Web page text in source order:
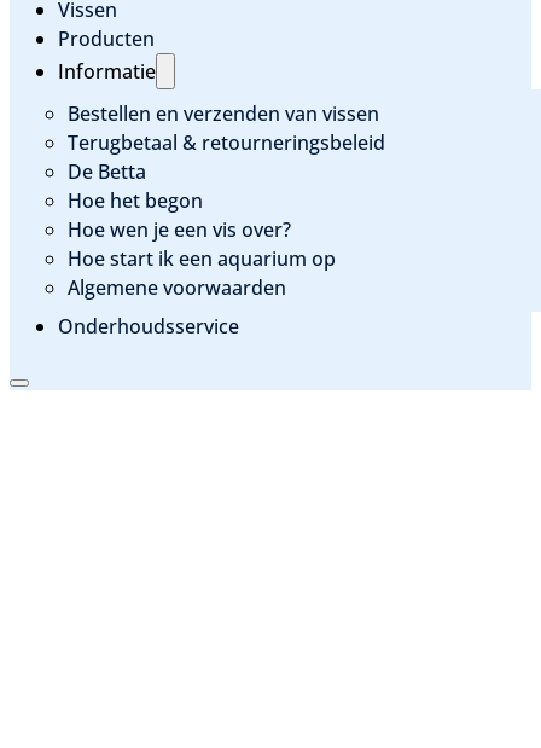
Vissen
Producten
Informatie
Bestellen en verzenden van vissen
Terugbetaal & retourneringsbeleid
De Betta
Hoe het begon
Hoe wen je een vis over?
Hoe start ik een aquarium op
Algemene voorwaarden
Onderhoudsservice